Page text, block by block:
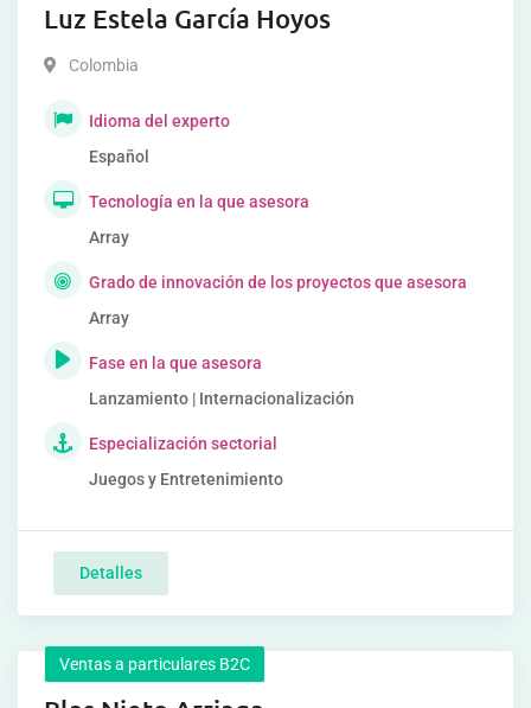
Luz Estela García Hoyos
Colombia
Idioma del experto
Español
Tecnología en la que asesora
Array
Grado de innovación de los proyectos que asesora
Array
Fase en la que asesora
Lanzamiento | Internacionalización
Especialización sectorial
Juegos y Entretenimiento
Detalles
Ventas a particulares B2C